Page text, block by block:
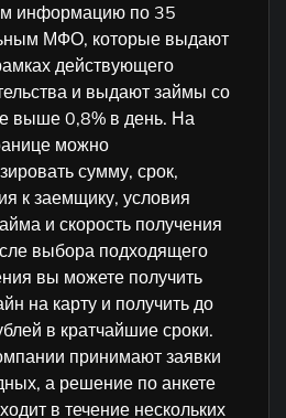
информацию по 35
МФО, которые выдают
действующего
и выдают займы со
выше 0,8% в день. На
можно
сумму, срок,
к заемщику, условия
и скорость получения
выбора подходящего
вы можете получить
на карту и получить до
в кратчайшие сроки.
принимают заявки
а решение по анкете
в течение нескольких